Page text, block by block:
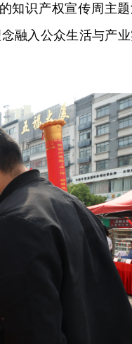
知识产权宣传周主
融入公众生活与产